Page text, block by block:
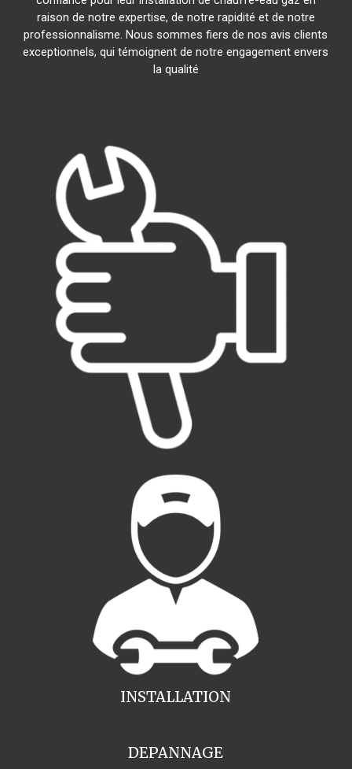
raison de notre expertise, de notre rapidité et de notre
professionnalisme. Nous sommes fiers de nos avis clients
exceptionnels, qui témoignent de notre engagement envers
la qualité
INSTALLATION
DEPANNAGE